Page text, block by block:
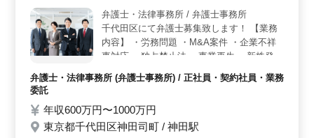
点を当てた働き方が可能です。 ＜土日祝休み＞ ワ
ークライフバランスを大切にする環境で、土日祝はしっ
かり休むことができます。年間休日も124日と、しっかり
リフレッシュできる環境が整っています。
弁護士・法律事務所 / 弁護士事務所
千代田区にて弁護士募集致します！ 【業務
内容】 ・労務問題 ・M&A案件 ・企業不祥
事対応 ・独占禁止法 ・事業再生 ・新株発行
契約書等 ・株主総会対策 ・ビジネススキー
考 週休2日制 駅チカ 現在50歳以上も活躍し
ている企業です！ 応募お待ちしております
弁護士・法律事務所 (弁護士事務所) / 正社員・契約社員・業務
委託
年収600万円〜1000万円
東京都千代田区神田司町 / 神田駅